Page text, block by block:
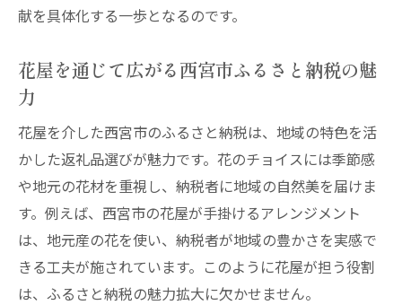
献を具体化する一歩となるのです。
花屋を通じて広がる西宮市ふるさと納税の魅
力
花屋を介した西宮市のふるさと納税は、地域の特色を活
かした返礼品選びが魅力です。花のチョイスには季節感
や地元の花材を重視し、納税者に地域の自然美を届けま
す。例えば、西宮市の花屋が手掛けるアレンジメント
は、地元産の花を使い、納税者が地域の豊かさを実感で
きる工夫が施されています。このように花屋が担う役割
は、ふるさと納税の魅力拡大に欠かせません。